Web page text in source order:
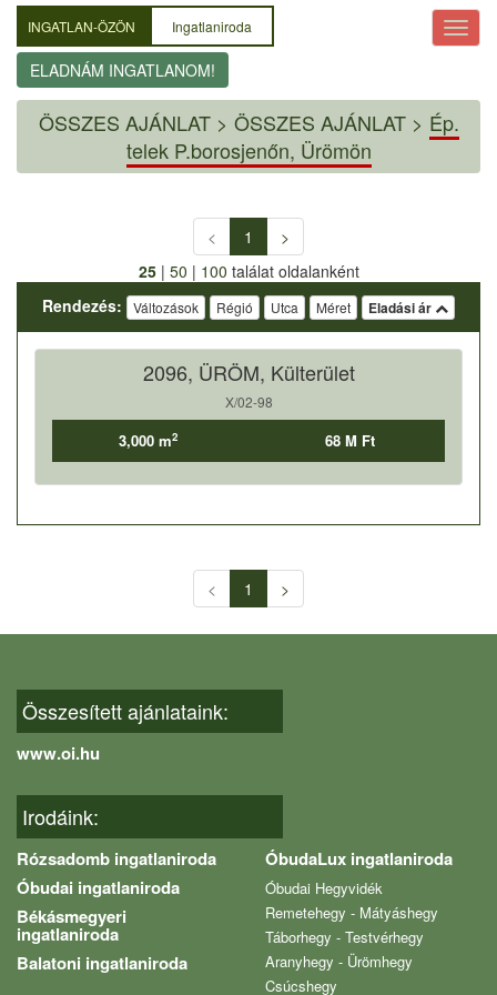
INGATLAN-ÖZÖN Ingatlaniroda
ELADNÁM INGATLANOM!
ÖSSZES AJÁNLAT> ÖSSZES AJÁNLAT > Ép.
telek P.borosjenőn, Ürömön
< 1
>
25| 50 | 100 találat oldalanként
Rendezés:
Változások Régió Utca Méret Eladási ár
2096, ÜRÖM, Külterület
X/02-98
3,000 m2 68 M Ft
< 1 >
Összesített ajánlataink:
www.oi.hu
Irodáink:
Rózsadomb ingatlaniroda
Óbudai ingatlaniroda
Békásmegyeri
ingatlaniroda
Balatoni ingatlaniroda
ÓbudaLux ingatlaniroda
Óbudai Hegyvidék
Remetehegy - Mátyáshegy
Táborhegy - Testvérhegy
Aranyhegy - Ürömhegy
Csúcshegy